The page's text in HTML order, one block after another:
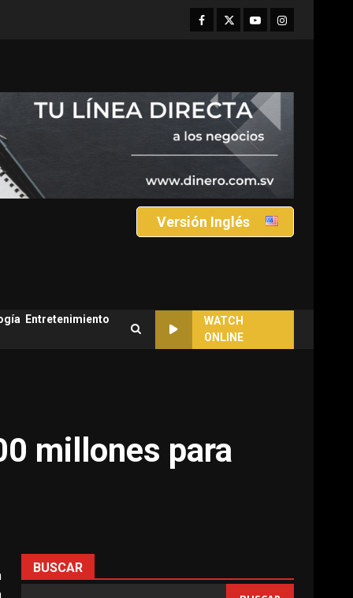
Facebook
TwitterYoutubeInstagram
Versión Inglés
Entretenimiento
WATCH
ONLINE
millones para
BUSCAR